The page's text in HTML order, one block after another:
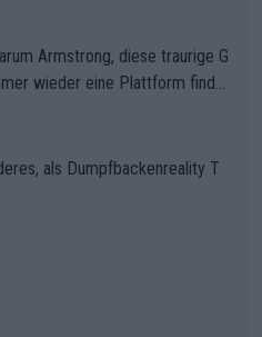
machen und konkret am Erf
anzurechnen. Das ist ein Zei
Armstrong, diese traurige G
wieder eine Plattform finde
als Dumpfbackenreality T